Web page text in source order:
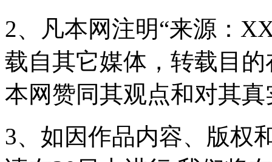
2、凡本网注明“来源：
载自其它媒体，转载目
本网赞同其观点和对其
3、如因作品内容、版权